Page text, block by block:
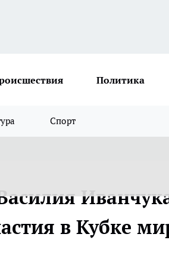
Политика
Спорт
в Кубке